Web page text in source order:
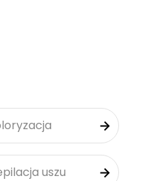
uszu